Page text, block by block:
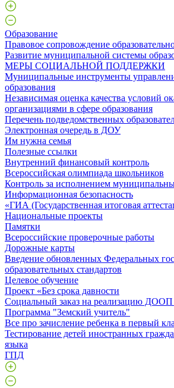
Образование
Правовое сопровождение
Развитие муниципальной системы
МЕРЫ СОЦИАЛЬНОЙ ПОДДЕРЖКИ
Муниципальные инструменты
образования
Независимая оценка качества условий
организациями в сфере образования
Перечень подведомственных
Электронная очередь в ДОУ
Им нужна семья
Полезные ссылки
Внутренний финансовый контроль
Всероссийская олимпиада школьников
Контроль за исполнением
Информационная безопасность
«ГИА (Государственная итоговая
Национальные проекты
Памятки
Всероссийские проверочные работы
Дорожные карты
Введение обновленных Федеральных
образовательных стандартов
Целевое обучение
Проект «Без срока давности
Социальный заказ на реализацию ДООП
Программа "Земский учитель"
Все про зачисление ребенка в первый
Тестирование детей иностранных
языка
ГПД